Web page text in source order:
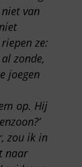
van
ze:
zonde,
joegen
op. Hij
zou ik in
naar